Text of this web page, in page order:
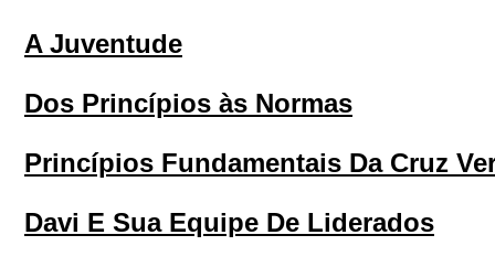
A Juventude
Dos Princípios às Normas
Princípios Fundamentais Da Cruz
Davi E Sua Equipe De Liderados